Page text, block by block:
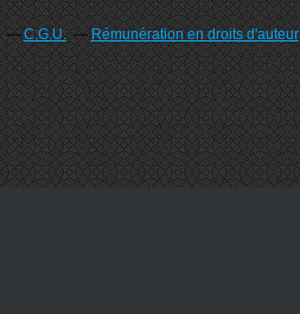
C.G.U. Rémunération en droits d'auteur